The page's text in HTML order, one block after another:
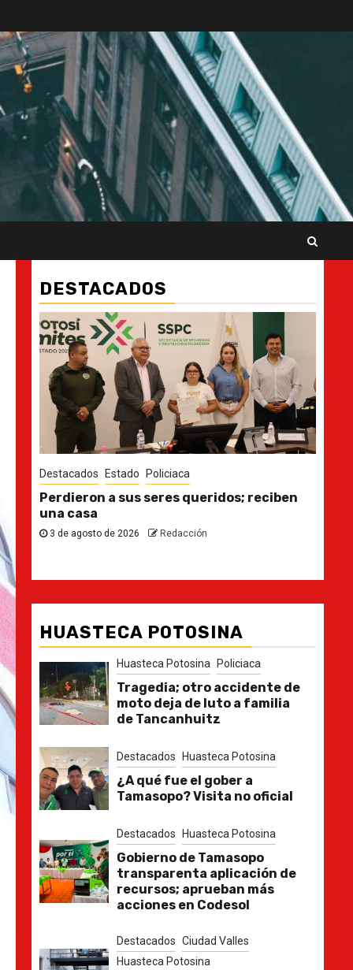
DESTACADOS
Destacados Estado
Ya casi, el quinto informe del Gobernador
30 de julio de 2026
HUASTECA POTOSINA
Huasteca Potosina Policiaca
Tragedia; otro accidente de
moto deja de luto a familia
de Tancanhuitz
Destacados Huasteca Potosina
¿A qué fue el gober a
Tamasopo? Visita no oficial
Destacados Huasteca Potosina
Gobierno de Tamasopo
transparenta aplicación de
recursos; aprueban más
acciones en Codesol
Destacados Ciudad Valles
Huasteca Potosina